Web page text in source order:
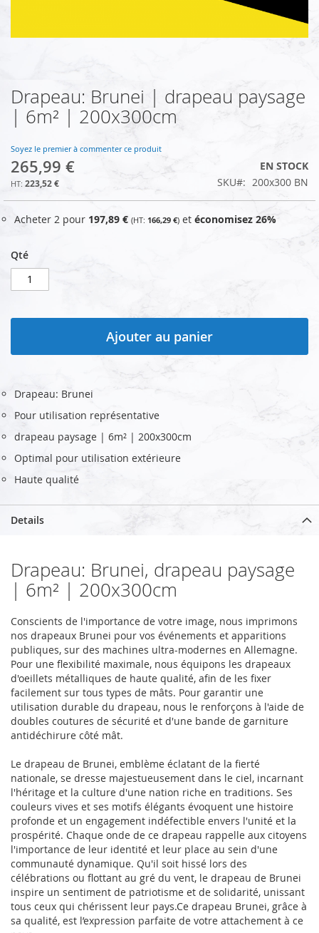
Skip
to
of
the
images
gallery
Drapeau: Brunei | drapeau paysage
| 6m² | 200x300cm
Soyez le premier à commenter ce produit
265,99 €
223,52 €
EN STOCK
SKU
200x300 BN
Acheter 2 pour 197,89 € 166,29 € et économisez 26%
Qté
Ajouter au panier
Drapeau: Brunei
Pour utilisation représentative
drapeau paysage | 6m² | 200x300cm
Optimal pour utilisation extérieure
Haute qualité
Details
Drapeau: Brunei, drapeau paysage
| 6m² | 200x300cm
Conscients de l'importance de votre image, nous imprimons
nos drapeaux Brunei pour vos événements et apparitions
publiques, sur des machines ultra-modernes en Allemagne.
Pour une flexibilité maximale, nous équipons les drapeaux
d'oeillets métalliques de haute qualité, afin de les fixer
facilement sur tous types de mâts. Pour garantir une
utilisation durable du drapeau, nous le renforçons à l'aide de
doubles coutures de sécurité et d'une bande de garniture
antidéchirure côté mât.
Le drapeau de Brunei, emblème éclatant de la fierté
nationale, se dresse majestueusement dans le ciel, incarnant
l'héritage et la culture d'une nation riche en traditions. Ses
couleurs vives et ses motifs élégants évoquent une histoire
profonde et un engagement indéfectible envers l'unité et la
prospérité. Chaque onde de ce drapeau rappelle aux citoyens
l'importance de leur identité et leur place au sein d'une
communauté dynamique. Qu'il soit hissé lors des
célébrations ou flottant au gré du vent, le drapeau de Brunei
inspire un sentiment de patriotisme et de solidarité, unissant
tous ceux qui chérissent leur pays.Ce drapeau Brunei, grâce à
sa qualité, est l’expression parfaite de votre attachement à ce